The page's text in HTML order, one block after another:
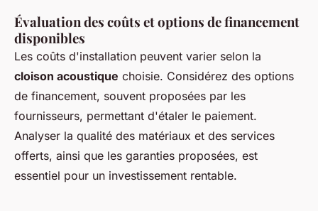
Évaluation des coûts et options de financement
disponibles
Les coûts d'installation peuvent varier selon la
cloison acoustique choisie. Considérez des options
de financement, souvent proposées par les
fournisseurs, permettant d'étaler le paiement.
Analyser la qualité des matériaux et des services
offerts, ainsi que les garanties proposées, est
essentiel pour un investissement rentable.